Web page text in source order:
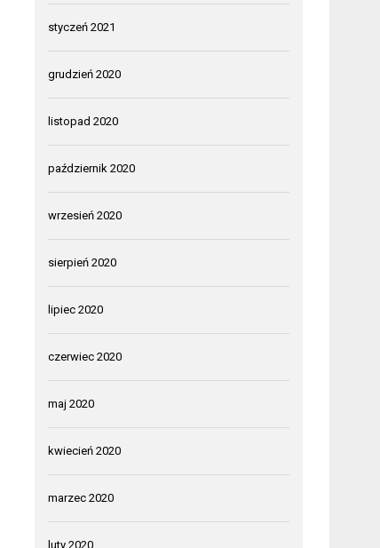
styczeń 2021
grudzień 2020
listopad 2020
październik 2020
wrzesień 2020
sierpień 2020
lipiec 2020
czerwiec 2020
maj 2020
kwiecień 2020
marzec 2020
luty 2020